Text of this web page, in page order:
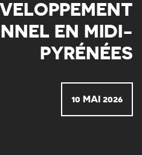
EN MIDI-
PYRÉNÉES
10 MAI 2026